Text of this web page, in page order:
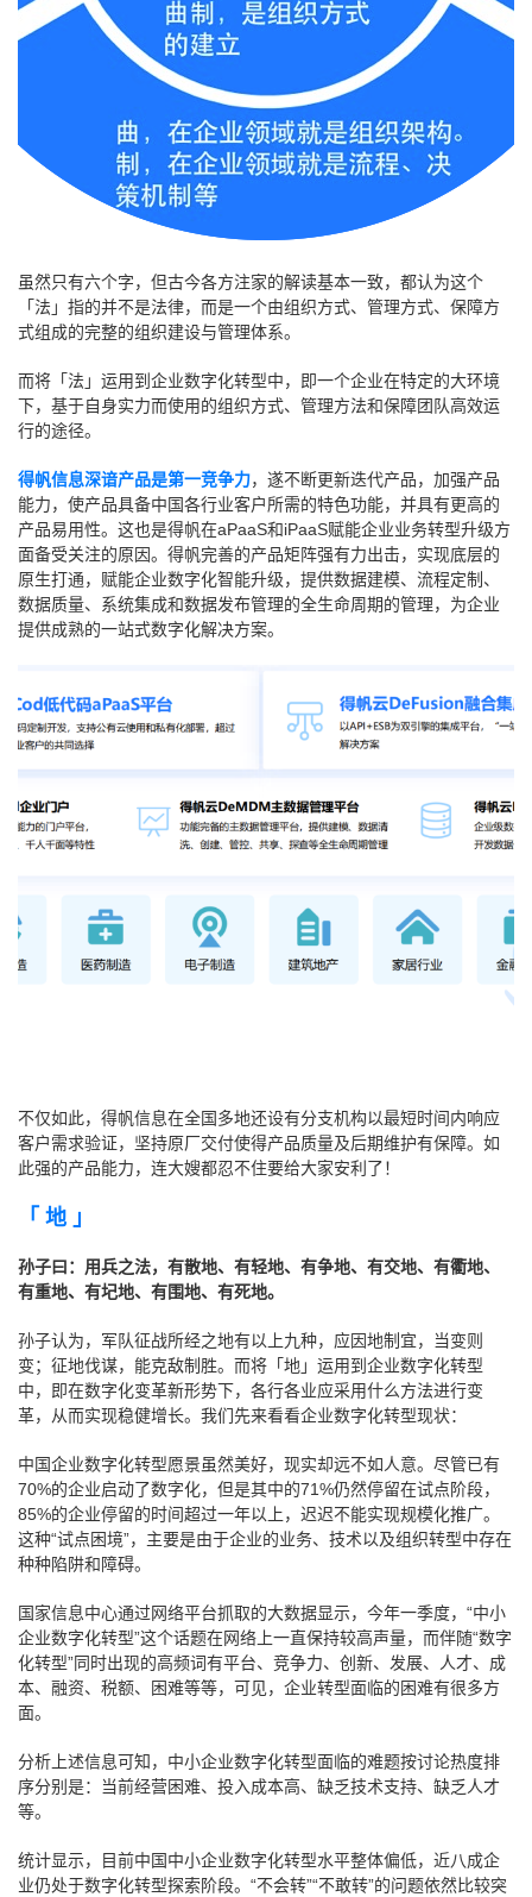
虽然只有六个字，但古今各方注家的解读基本一致，都认为这个
「法」指的并不是法律，而是一个由组织方式、管理方式、保障方
式组成的完整的组织建设与管理体系。
而将「法」运用到企业数字化转型中，即一个企业在特定的大环境
下，基于自身实力而使用的组织方式、管理方法和保障团队高效运
行的途径。
得帆信息深谙产品是第一竞争力，遂不断更新迭代产品，加强产品
能力，使产品具备中国各行业客户所需的特色功能，并具有更高的
产品易用性。这也是得帆在aPaaS和iPaaS赋能企业业务转型升级方
面备受关注的原因。得帆完善的产品矩阵强有力出击，实现底层的
原生打通，赋能企业数字化智能升级，提供数据建模、流程定制、
数据质量、系统集成和数据发布管理的全生命周期的管理，为企业
提供成熟的一站式数字化解决方案。
不仅如此，得帆信息在全国多地还设有分支机构以最短时间内响应
客户需求验证，坚持原厂交付使得产品质量及后期维护有保障。如
此强的产品能力，连大嫂都忍不住要给大家安利了！
「 地 」
孙子曰：用兵之法，有散地、有轻地、有争地、有交地、有衢地、
有重地、有圮地、有围地、有死地。
孙子认为，军队征战所经之地有以上九种，应因地制宜，当变则
变；征地伐谋，能克敌制胜。而将「地」运用到企业数字化转型
中，即在数字化变革新形势下，各行各业应采用什么方法进行变
革，从而实现稳健增长。我们先来看看企业数字化转型现状：
中国企业数字化转型愿景虽然美好，现实却远不如人意。尽管已有
70%的企业启动了数字化，但是其中的71%仍然停留在试点阶段，
85%的企业停留的时间超过一年以上，迟迟不能实现规模化推广。
这种“试点困境”，主要是由于企业的业务、技术以及组织转型中存在
种种陷阱和障碍。
国家信息中心通过网络平台抓取的大数据显示，今年一季度，“中小
企业数字化转型”这个话题在网络上一直保持较高声量，而伴随“数字
化转型”同时出现的高频词有平台、竞争力、创新、发展、人才、成
本、融资、税额、困难等等，可见，企业转型面临的困难有很多方
面。
分析上述信息可知，中小企业数字化转型面临的难题按讨论热度排
序分别是：当前经营困难、投入成本高、缺乏技术支持、缺乏人才
等。
统计显示，目前中国中小企业数字化转型水平整体偏低，近八成企
业仍处于数字化转型探索阶段。“不会转”“不敢转”的问题依然比较突